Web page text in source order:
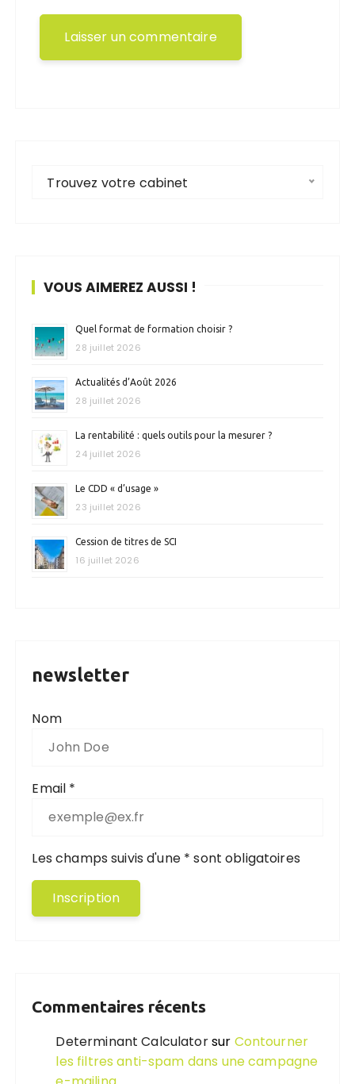
Trouvez votre cabinet
VOUS AIMEREZ AUSSI !
Quel format de formation choisir ?
28 juillet 2026
Actualités d’Août 2026
28 juillet 2026
La rentabilité : quels outils pour la mesurer ?
24 juillet 2026
Le CDD « d’usage »
23 juillet 2026
Cession de titres de SCI
16 juillet 2026
newsletter
Nom
Email *
Les champs suivis d'une * sont obligatoires
Commentaires récents
Determinant Calculatorsur Contourner
les filtres anti-spam dans une campagne